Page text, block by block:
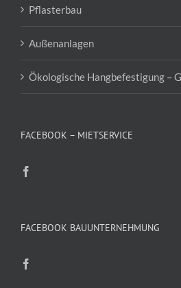
Pflasterbau
Außenanlagen
Ökologische Hangbefestigung –
FACEBOOK – MIETSERVICE
FACEBOOK BAUUNTERNEHMUNG